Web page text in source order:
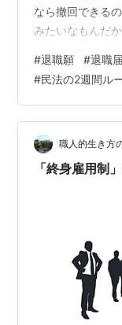
なら撤回できる
みたいなもんだ
ャ！一文字しか
うから、気をつ
〔１〕退職意思
ちらも労働者が
示すための文書
方において、異
#退職願 #退職届
#民法の2週間ル
職人的生き方
「終身雇用制